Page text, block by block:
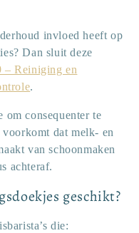
invloed heeft op
Dan sluit deze
– Reiniging en
.
om consequenter te
dat melk- en
van schoonmaken
achteraf.
geschikt?
die: